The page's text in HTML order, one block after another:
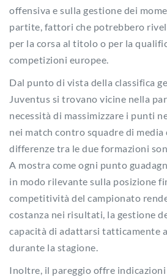
offensiva e sulla gestione dei
partite, fattori che potrebbero
per la corsa al titolo o per la
competizioni europee.
Dal punto di vista della classifica
Juventus si trovano vicine nella
necessità di massimizzare i punti
nei match contro squadre di media
differenze tra le due formazioni
A mostra come ogni punto
in modo rilevante sulla posizione
competitività del campionato
costanza nei risultati, la gestione
capacità di adattarsi tatticamente
durante la stagione.
Inoltre, il pareggio offre indicazioni